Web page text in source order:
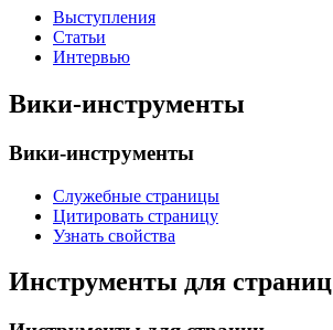
Выступления
Статьи
Интервью
Вики-инструменты
Вики-инструменты
Служебные страницы
Цитировать страницу
Узнать свойства
Инструменты для страниц